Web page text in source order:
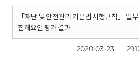
「재난 및 안전관리 기본법 시행규칙」 일
침해요인 평가 결과
2020-03-23